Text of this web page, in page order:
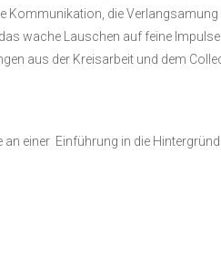
Kommunikation, die Verlangsamung
wache Lauschen auf feine
aus der Kreisarbeit und dem
einer Einführung in die